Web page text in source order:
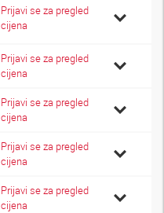
Prijavi se za pregled
cijena
Prijavi se za pregled
cijena
Prijavi se za pregled
cijena
Prijavi se za pregled
cijena
Prijavi se za pregled
cijena